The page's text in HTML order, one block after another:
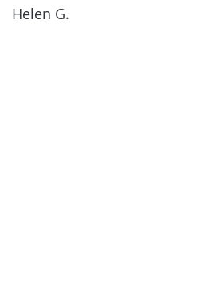
Helen G.